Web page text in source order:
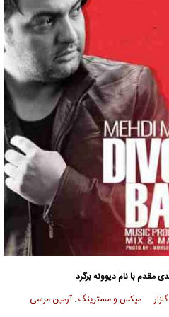
مقدمبا نام دیوونه برگرد
گلزار میکس و مسترینگ : آرمین مرسی